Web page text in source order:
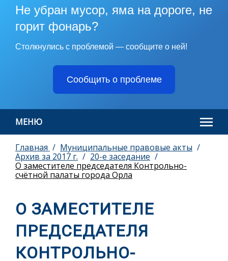
Не убран мусор, яма на дороге, не
горит фонарь?
Столкнулись с проблемой — сообщите о ней!
Сообщить о проблеме
МЕНЮ
Главная
Муниципальные правовые акты
Архив за 2017 г.
20-e заседание
О заместителе председателя Контрольно-
счётной палаты города Орла
О ЗАМЕСТИТЕЛЕ
ПРЕДСЕДАТЕЛЯ
КОНТРОЛЬНО-